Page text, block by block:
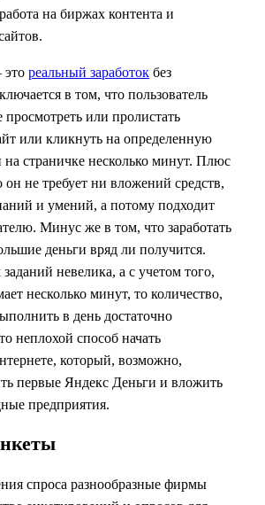
на биржах контента и
это реальный заработок без
в том, что пользователь
просмотреть или пролистать
или кликнуть на определенную
на страничке несколько минут. Плюс
он не требует ни вложений средств,
и умений, а потому подходит
Минус же в том, что заработать
деньги вряд ли получится.
невелика, а с учетом того,
несколько минут, то количество,
в день достаточно
неплохой способ начать
который, возможно,
первые Яндекс Деньги и вложить
предприятия.
спроса разнообразные фирмы